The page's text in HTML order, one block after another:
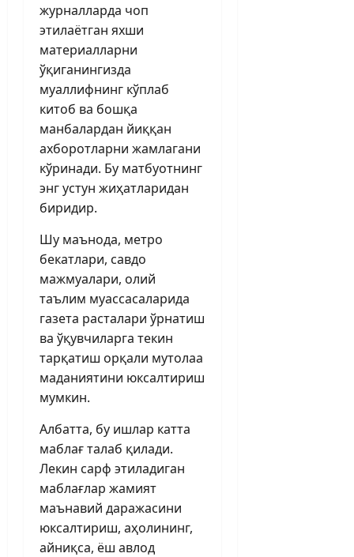
журналларда чоп
этилаётган яхши
материалларни
ўқиганингизда
муаллифнинг кўплаб
китоб ва бошқа
манбалардан йиққан
ахборотларни жамлагани
кўринади. Бу матбуотнинг
энг устун жиҳатларидан
биридир.
Шу маънода, метро
бекатлари, савдо
мажмуалари, олий
таълим муассасаларида
газета расталари ўрнатиш
ва ўқувчиларга текин
тарқатиш орқали мутолаа
маданиятини юксалтириш
мумкин.
Албатта, бу ишлар катта
маблағ талаб қилади.
Лекин сарф этиладиган
маблағлар жамият
маънавий даражасини
юксалтириш, аҳолининг,
айниқса, ёш авлод